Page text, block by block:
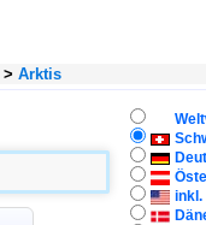
> Arktis
inkl.